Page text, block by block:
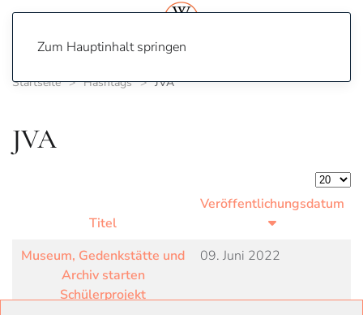
Zum Hauptinhalt springen
Startseite Hashtags JVA
JVA
Titel
Veröffentlichungsdatum
Museum, Gedenkstätte und
Archiv starten
Schülerprojekt
09. Juni 2022